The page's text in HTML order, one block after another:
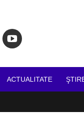
ACTUALITATE